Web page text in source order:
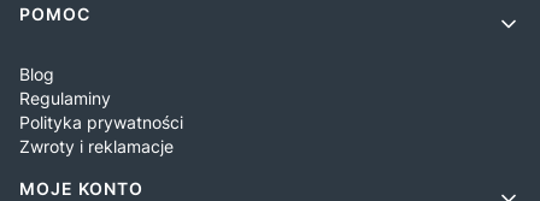
Linki w stopce
POMOC
Blog
Regulaminy
Polityka prywatności
Zwroty i reklamacje
MOJE KONTO